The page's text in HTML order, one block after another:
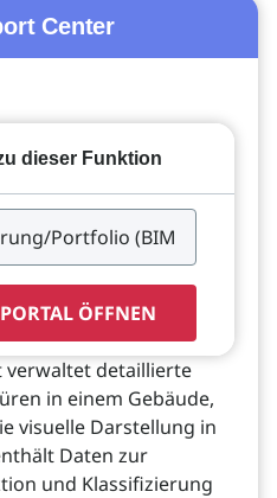
Center
dieser Funktion
ÖFFNEN
verwaltet detaillierte
in einem Gebäude,
visuelle Darstellung in
Daten zur
und Klassifizierung